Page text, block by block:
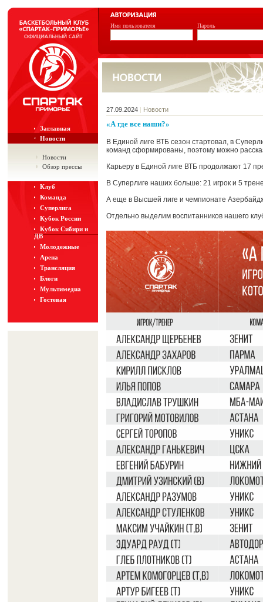
Имя пользователя Пароль
Заглавная
Новости
Новости
Обзор прессы
Клуб
Команда
Суперлига
Кубок России
Кубок Сибири и
ДВ
Молодежные
Арена
Трансляция
Блоги
Мультимедиа
Гостевая
27.09.2024 | Новости
«А где все наши?»
В Единой лиге ВТБ сезон стартовал, в
команд сформированы, поэтому можно
Карьеру в Единой лиге ВТБ продолжают 17
В Суперлиге наших больше: 21 игрок и 5
А еще в Высшей лиге и чемпионате
Отдельно выделим воспитанников нашего